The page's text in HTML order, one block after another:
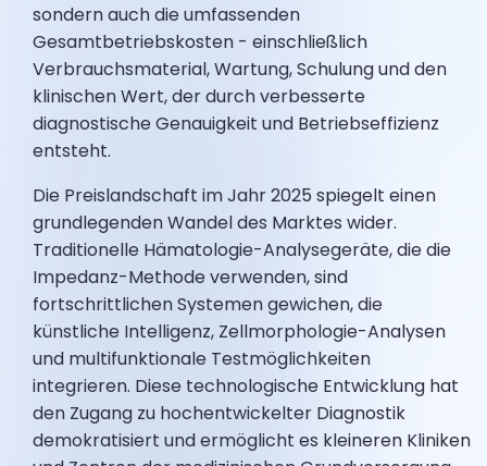
sondern auch die umfassenden
Gesamtbetriebskosten - einschließlich
Verbrauchsmaterial, Wartung, Schulung und den
klinischen Wert, der durch verbesserte
diagnostische Genauigkeit und Betriebseffizienz
entsteht.
Die Preislandschaft im Jahr 2025 spiegelt einen
grundlegenden Wandel des Marktes wider.
Traditionelle Hämatologie-Analysegeräte, die die
Impedanz-Methode verwenden, sind
fortschrittlichen Systemen gewichen, die
künstliche Intelligenz, Zellmorphologie-Analysen
und multifunktionale Testmöglichkeiten
integrieren. Diese technologische Entwicklung hat
den Zugang zu hochentwickelter Diagnostik
demokratisiert und ermöglicht es kleineren Kliniken